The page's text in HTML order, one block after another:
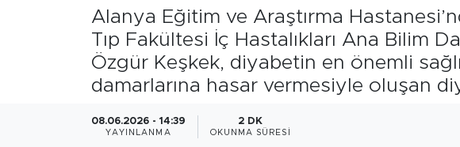
Alanya Eğitim ve Araştırma
Tıp Fakültesi İç Hastalıkları Ana Bilim
Özgür Keşkek, diyabetin en önemli
damarlarına hasar vermesiyle oluşan
08.06.2026 - 14:39
YAYINLANMA
2 DK
OKUNMA SÜRESI
Siyaset